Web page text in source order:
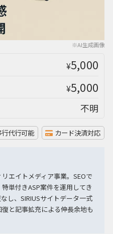
※AI生成画像
¥5,000
¥5,000
不明
代行可能 カード決済対応
エイトメディア事業。SEOで
単付きASP案件を運用してき
し、SIRIUSサイトデータ一式
と記事拡充による伸長余地も